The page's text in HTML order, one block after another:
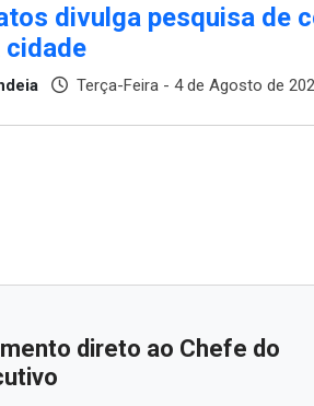
divulga pesquisa de
Terça-Feira - 4 de Agosto de
direto ao Chefe do